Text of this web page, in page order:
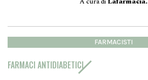
FARMACISTI
FARMACI ANTIDIABETICI